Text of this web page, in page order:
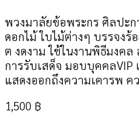
พวงมาลัยข้อพระกร ศิลปะก
ดอกไม้ ใบไม้ต่างๆ บรรจงร้
ต งดงาม ใช้ในงานพิธีมงค
การรับเสด็จ มอบบุคคล
แสดงออกถึงความเคารพ ค
1,500 ฿